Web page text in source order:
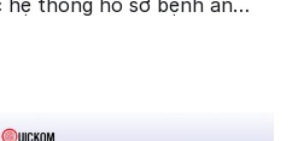
khám chữa bệnh. Tuy